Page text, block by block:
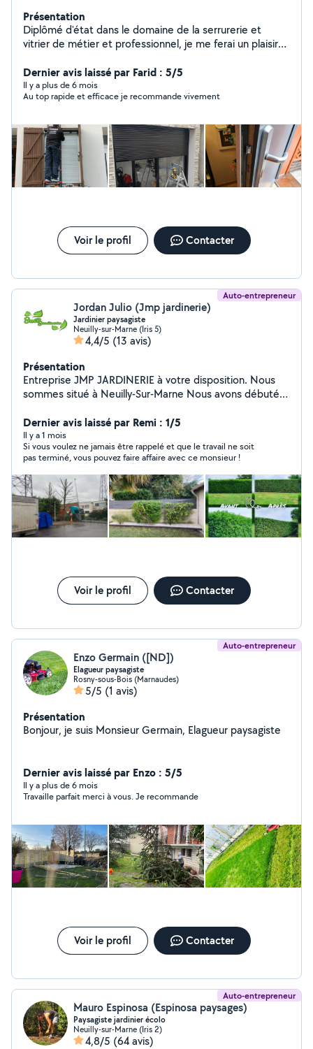
Présentation
Diplômé d'état dans le domaine de la serrurerie et
vitrier de métier et professionnel, je me ferai un plaisir
gratuit est toujours établi avant intervention. Tarif
raisonnables et honnêtes. -Serrurier
d'urgences/dépannage. -Ouverture de porte claquée
Installation porte blindées. - Changement de serrures
multipoints A2P , verrous tous types de cylindre etc.. -
Sécurisation de vitrage et porte anti cambriolages. -
Changement de vitrage. Intervention dans l'heure en
soirée,nuit weekend et jour férié.
Dernier avis laissé par Farid : 5/5
Il y a plus de 6 mois
Au top rapide et efficace je recommande vivement
Voir le profil Contacter
Auto-entrepreneur
Jordan Julio (Jmp jardinerie)
Jardinier paysagiste
Neuilly-sur-Marne (Iris 5)
4,4/5 (13 avis)
Présentation
Entreprise JMP JARDINERIE à votre disposition. Nous
sommes situé à Neuilly-Sur-Marne Nous avons débuté
Nous effectuerons toutes vos taches : - Tonte /
Débrouissaillage - Taille de haies ou d'arbustes -
aménagement de massifs - Plantation de végétaux -
Elagage et abattage - Création d'aménagement -
Contrat d'entretien - Conseil d'aménagement - Livraison
de terre végétale et de terreau Devis Gratuit Pour
toutes informations complémentaires veuillez me
contacter Cordialement MR JULIO
Dernier avis laissé par Remi : 1/5
Il y a 1 mois
Si vous voulez ne jamais être rappelé et que le travail ne soit
pas terminé, vous pouvez faire affaire avec ce monsieur !
Voir le profil Contacter
Auto-entrepreneur
Enzo Germain ([ND])
Elagueur paysagiste
Rosny-sous-Bois (Marnaudes)
5/5 (1 avis)
Présentation
Bonjour, je suis Monsieur Germain, Elagueur paysagiste
Dernier avis laissé par Enzo : 5/5
Il y a plus de 6 mois
Travaille parfait merci à vous. Je recommande
Voir le profil Contacter
Auto-entrepreneur
Mauro Espinosa (Espinosa paysages)
Paysagiste jardinier écolo
Neuilly-sur-Marne (Iris 2)
4,8/5 (64 avis)